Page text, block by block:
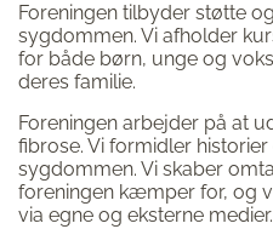
Foreningen tilbyder støtte
sygdommen. Vi afholder
for både børn, unge og
deres familie.
Foreningen arbejder på at
fibrose. Vi formidler
sygdommen. Vi skaber
foreningen kæmper for, og
via egne og eksterne medier.